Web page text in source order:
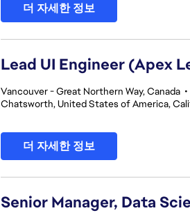
더 자세한 정보
Lead UI Engineer (Apex
Vancouver - Great Northern Way, Canada •
Chatsworth, United States of America,
더 자세한 정보
Senior Manager, Data